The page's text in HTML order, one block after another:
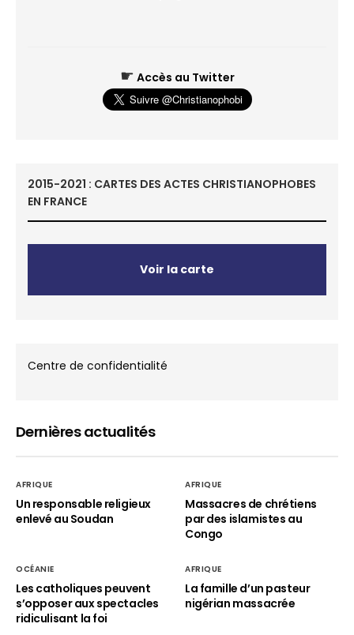
☛ Accès au Twitter
2015-2021 : CARTES DES ACTES CHRISTIANOPHOBES
EN FRANCE
Voir la carte
Centre de confidentialité
Dernières actualités
AFRIQUE
Un responsable religieux
enlevé au Soudan
AFRIQUE
Massacres de chrétiens
par des islamistes au
Congo
OCÉANIE
Les catholiques peuvent
s’opposer aux spectacles
ridiculisant la foi
AFRIQUE
La famille d’un pasteur
nigérian massacrée